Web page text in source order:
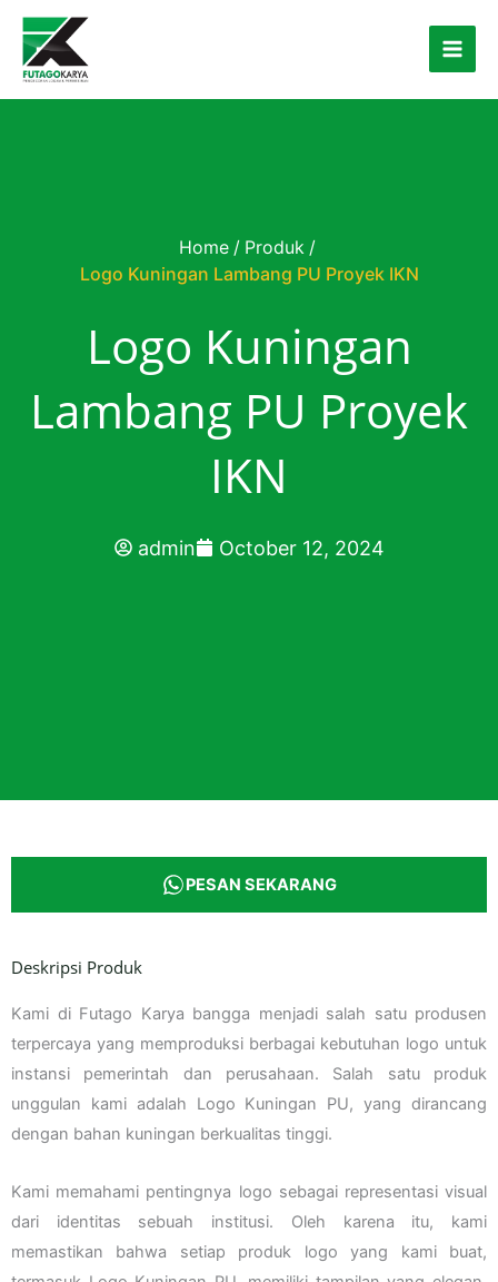
Skip to content
Home / Produk /
Logo Kuningan Lambang PU Proyek IKN
Logo Kuningan
Lambang PU Proyek
IKN
admin October 12, 2024
PESAN SEKARANG
Deskripsi Produk
Kami di Futago Karya bangga menjadi salah satu produsen
terpercaya yang memproduksi berbagai kebutuhan logo untuk
instansi pemerintah dan perusahaan. Salah satu produk
unggulan kami adalah Logo Kuningan PU, yang dirancang
dengan bahan kuningan berkualitas tinggi.
Kami memahami pentingnya logo sebagai representasi visual
dari identitas sebuah institusi. Oleh karena itu, kami
memastikan bahwa setiap produk logo yang kami buat,